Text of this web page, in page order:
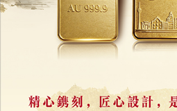
Polymarket申請保證金交易
擬以槓桿吸引專業投資者